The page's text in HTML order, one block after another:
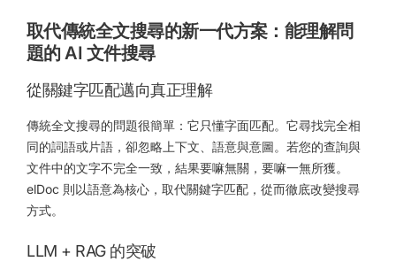
取代傳統全文搜尋的新一代方案：能理解問
題的 AI 文件搜尋
從關鍵字匹配邁向真正理解
傳統全文搜尋的問題很簡單：它只懂字面匹配。它尋找完全相
同的詞語或片語，卻忽略上下文、語意與意圖。若您的查詢與
文件中的文字不完全一致，結果要嘛無關，要嘛一無所獲。
elDoc 則以語意為核心，取代關鍵字匹配，從而徹底改變搜尋
方式。
LLM + RAG 的突破